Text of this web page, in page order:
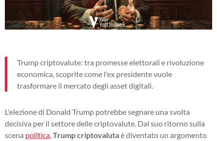
Trump criptovalute: tra promesse elettorali e rivoluzione
economica, scoprite come l'ex presidente vuole
trasformare il mercato degli asset digitali.
L'elezione di Donald Trump potrebbe segnare una svolta
decisiva per il settore delle criptovalute. Dal suo ritorno sulla
scena politica Trump criptovalutaè diventato un argomento